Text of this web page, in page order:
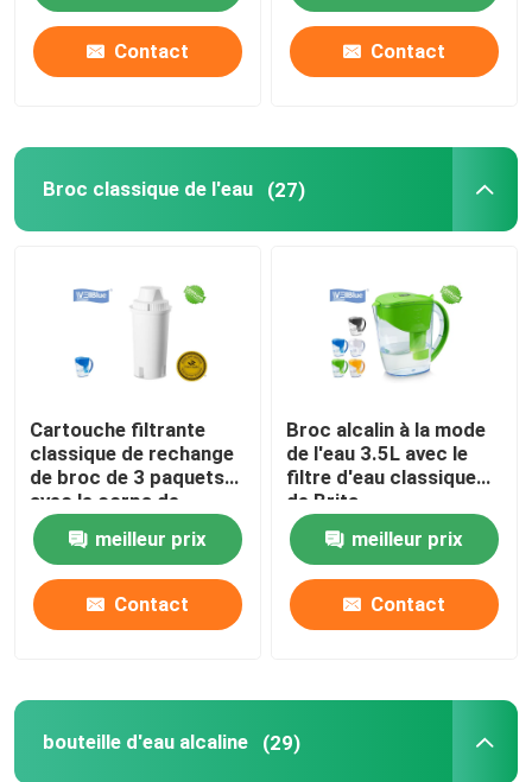
Contact Contact
Broc classique de l'eau (27)
Cartouche filtrante
classique de rechange
de broc de 3 paquets
avec le corps de
plastique de catégorie
comestiblemeilleur prix
Contact
Broc alcalin à la mode
de l'eau 3.5L avec le
filtre d'eau classique
de Brita
meilleur prix
Contact
bouteille d'eau alcaline (29)